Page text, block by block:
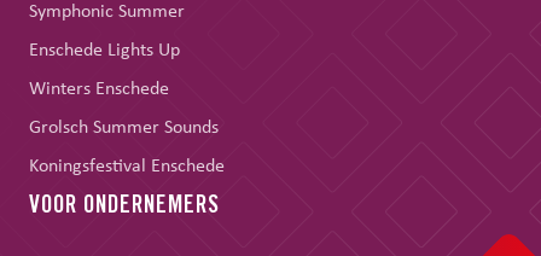
Symphonic Summer
Enschede Lights Up
Winters Enschede
Grolsch Summer Sounds
Koningsfestival Enschede
VOOR ONDERNEMERS